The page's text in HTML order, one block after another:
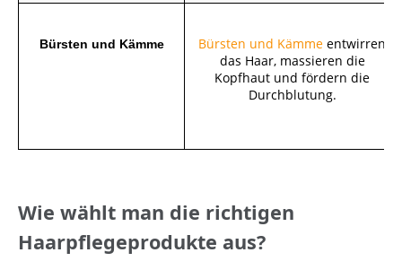
Bürsten und Kämme Bürsten und Kämme entwirren
das Haar, massieren die
Kopfhaut und fördern die
Durchblutung.
Wie wählt man die richtigen
Haarpflegeprodukte aus?